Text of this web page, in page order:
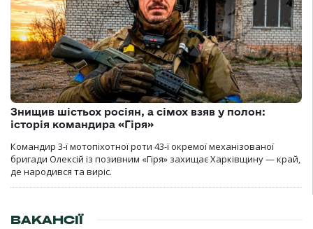
Знищив шістьох росіян, а сімох взяв у полон:
історія командира «Гіря»
Командир 3-ї мотопіхотної роти 43-ї окремої механізованої
бригади Олексій із позивним «Гіря» захищає Харківщину — край,
де народився та виріс.
ВАКАНСІЇ